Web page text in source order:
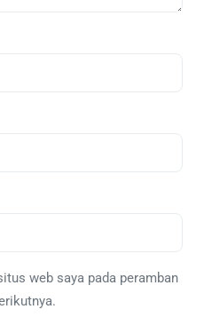
web saya pada peramban